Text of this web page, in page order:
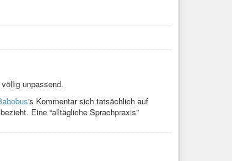
handelt, sondern als Wort bereits
zur Diskussion.
0%(0 votes)
60%(3 votes)
unpassend.
's Kommentar sich tatsächlich auf
Eine “alltägliche Sprachpraxis”